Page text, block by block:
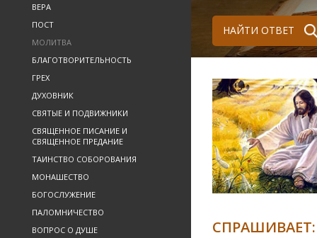
ВЕРА
ПОСТ
МОЛИТВА
БЛАГОТВОРИТЕЛЬНОСТЬ
ГРЕХ
ДУХОВНИК
СВЯТЫЕ И ПОДВИЖНИКИ
СВЯЩЕННОЕ ПИСАНИЕ И
СВЯЩЕННОЕ ПРЕДАНИЕ
ТАИНСТВО СОБОРОВАНИЯ
МОНАШЕСТВО
БОГОСЛУЖЕНИЕ
ПАЛОМНИЧЕСТВО
ВОПРОС О ДУШЕ
НАЙТИ ОТВЕТ
СПРАШИВАЕТ: